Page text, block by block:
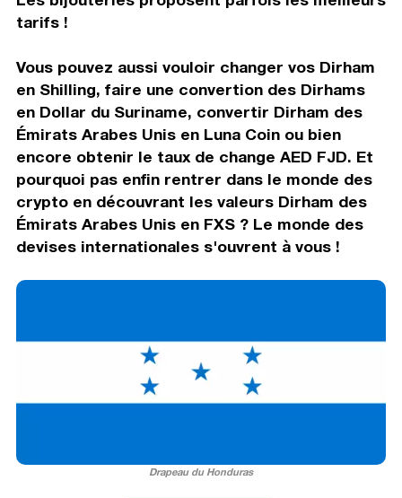
tarifs !
Vous pouvez aussi vouloir changer vos Dirham
en Shilling, faire une convertion des Dirhams
en Dollar du Suriname, convertir Dirham des
Émirats Arabes Unis en Luna Coin ou bien
encore obtenir le taux de change AED FJD. Et
pourquoi pas enfin rentrer dans le monde des
crypto en découvrant les valeurs Dirham des
Émirats Arabes Unis en FXS ? Le monde des
devises internationales s'ouvrent à vous !
Drapeau du Honduras